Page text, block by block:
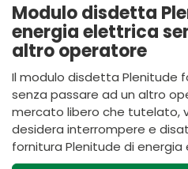
Modulo disdetta
energia elettrica
altro operatore
Il modulo disdetta Plenitude
senza passare ad un altro
mercato libero che tutelato,
desidera interrompere e
fornitura Plenitude di energia